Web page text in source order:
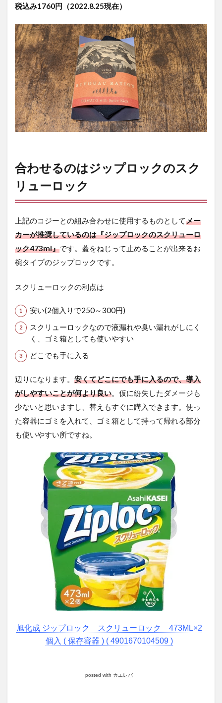
せ
の
は
ジ
ッ
プ
ロ
ッ
ク
の
ス
ク
リ
ッ
ク
3
外
仕様
4
使
い
勝
い
ご
に
税込み1760円（2022.8.25現在）
合わせるのはジップロックのスク
リューロック
上記のコジーとの組み合わせに使用するものとしてメー
カーが推奨しているのは『ジップロックのスクリューロ
ック473ml』です。蓋をねじって止めることが出来るお
椀タイプのジップロックです。
スクリューロックの利点は
安い(2個入りで250～300円)
スクリューロックなので液漏れや臭い漏れがしにく
く、ゴミ箱としても使いやすい
どこでも手に入る
辺りになります。 安くてどこにでも手に入るので、導入
がしやすいことが何より良い。仮に紛失したダメージも
少ないと思いますし、替えもすぐに購入できます。使っ
た容器にゴミを入れて、ゴミ箱として持って帰れる部分
も使いやすい所ですね。
旭化成 ジップロック スクリューロック 473ML×2
個入 ( 保存容器 ) ( 4901670104509 )
posted with カエレバ